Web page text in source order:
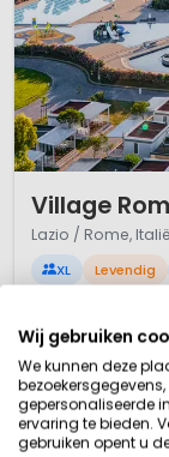
Village
Lazio / Rome, Italië
XL Levendig
Kindvriendelijke
Badplaats Lido di
Zwembad,
Een betrekkelijk
verwijderd van de
Roma Capitol is de
Wij gebruiken
We kunnen deze
gepersonaliseerde
ervaring te bieden.
gebruiken opent u